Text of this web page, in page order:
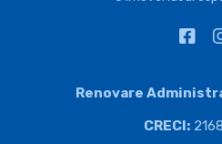
Renovare
CRECI: